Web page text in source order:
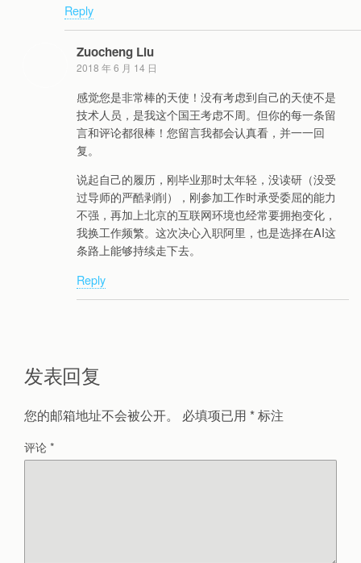
Reply
Zuocheng Liu
2018 年 6 月 14 日
感觉您是非常棒的天使！没有考虑到自己的天使不是
技术人员，是我这个国王考虑不周。但你的每一条留
言和评论都很棒！您留言我都会认真看，并一一回
复。
说起自己的履历，刚毕业那时太年轻，没读研（没受
过导师的严酷剥削），刚参加工作时承受委屈的能力
不强，再加上北京的互联网环境也经常要拥抱变化，
我换工作频繁。这次决心入职阿里，也是选择在AI这
条路上能够持续走下去。
Reply
发表回复
您的邮箱地址不会被公开。 必填项已用 *标注
评论*